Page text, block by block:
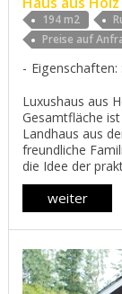
194 m2
Preise auf
Luxushaus aus
Gesamtfläche
Landhaus aus
freundliche
die Idee der
weiter